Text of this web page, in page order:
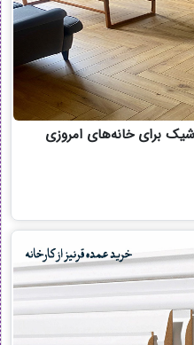
برای خانه‌های امروزی